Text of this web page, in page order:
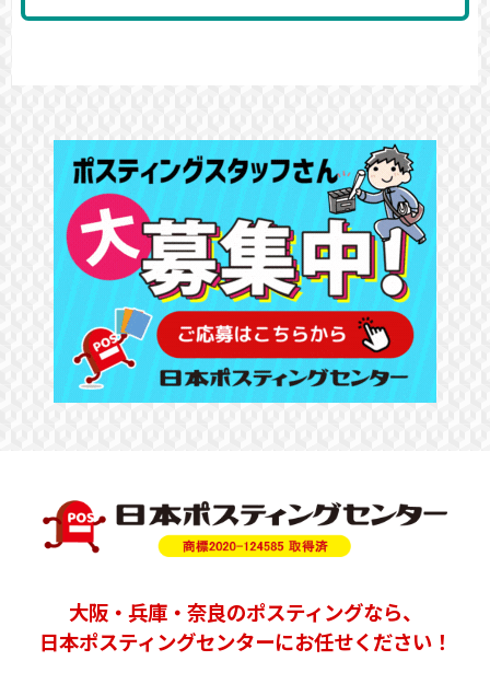
大阪・ 兵庫・奈良のポスティングなら、
日本ポスティングセンターにお任せください！